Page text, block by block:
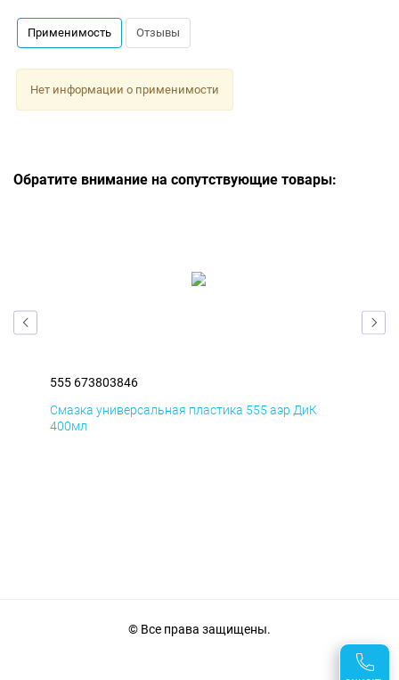
Применимость Отзывы
Нет информации о применимости
Обратите внимание на сопутствующие товары:
555 673803846
Смазка универсальная пластика 555 аэр ДиК
400мл
© Все права защищены.